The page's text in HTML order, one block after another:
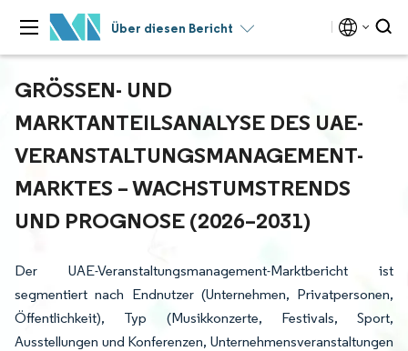
Über diesen Bericht
GRÖSSEN- UND M
ARKTANTEILSANALYSE DES UAE-V
ERANSTALTUNGSMANAGEMENT-M
ARKTES – WACHSTUMSTRENDS U
ND PROGNOSE (2026–2031)
Der UAE-Veranstaltungsmanagement-Marktbericht ist
segmentiert nach Endnutzer (Unternehmen, Privatpersonen,
Öffentlichkeit), Typ (Musikkonzerte, Festivals, Sport,
Ausstellungen und Konferenzen, Unternehmensveranstaltungen